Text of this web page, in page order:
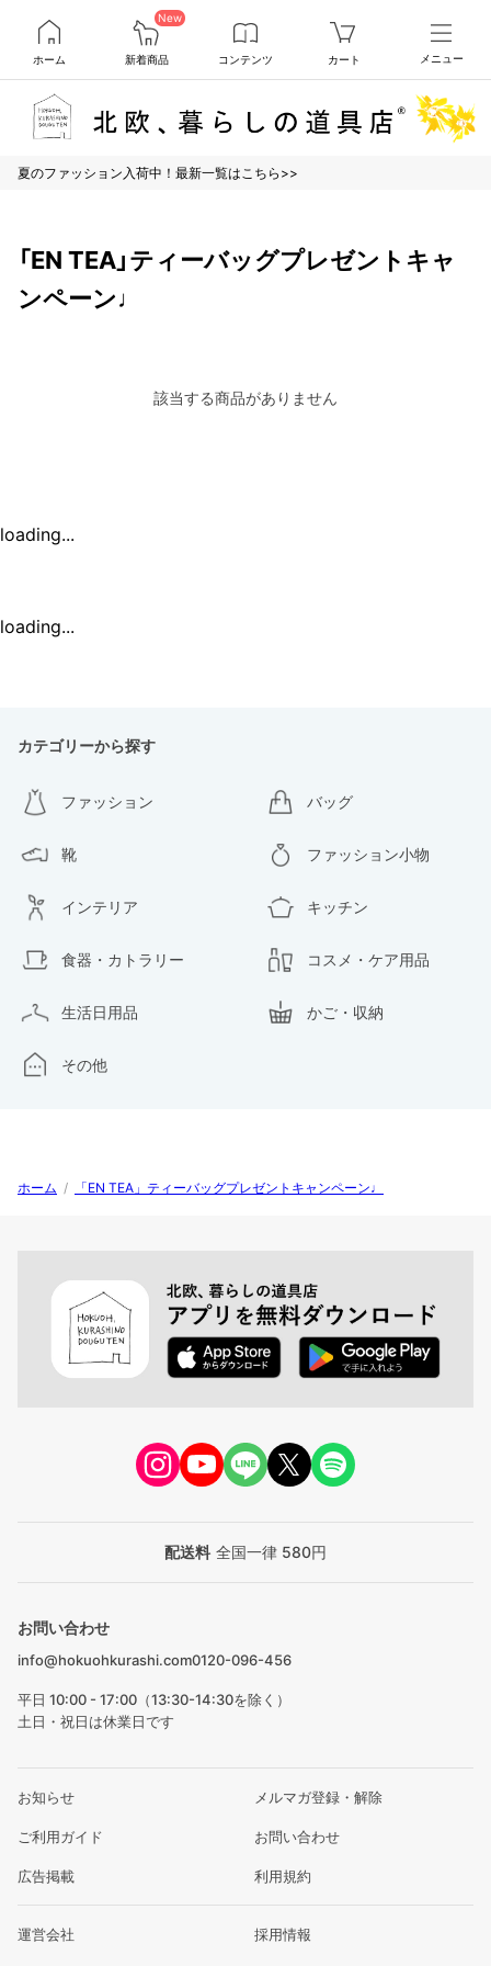
ホーム
New
新着商品 コンテンツ カート メニュー
夏のファッション入荷中！最新一覧はこちら>>
「EN TEA」ティーバッグプレゼントキャ
ンペーン♩
該当する商品がありません
loading...
loading...
カテゴリーから探す
ファッション バッグ
靴 ファッション小物
インテリア キッチン
食器・カトラリー コスメ・ケア用品
生活日用品 かご・収納
その他
ホーム / 「EN TEA」ティーバッグプレゼントキャンペーン♩
配送料 全国一律 580円
お問い合わせ
info@hokuohkurashi.com0120-096-456
平日 10:00 - 17:00（13:30-14:30を除く）
土日・祝日は休業日です
お知らせ メルマガ登録・解除
ご利用ガイド お問い合わせ
広告掲載 利用規約
運営会社 採用情報